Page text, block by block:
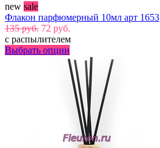
new sale
Флакон парфюмерный 10мл арт 1653
135 руб. 72 руб.
с распылителем
Выбрать опции